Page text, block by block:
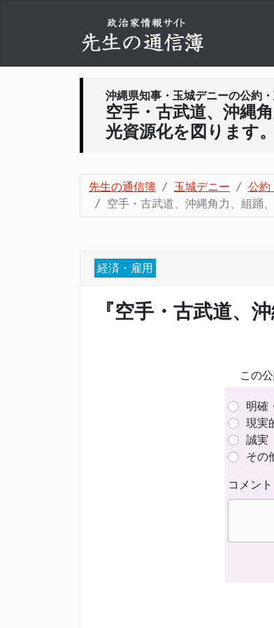
沖縄県知事・玉城デニーの公約
空手・古武道、沖縄
光資源化を図ります。
先生の通信簿 玉城デニー
公約
空手・古武道、沖縄角力、組踊
経済・雇用
『空手・古武道、
この
明確
現実
誠実
その
コメント